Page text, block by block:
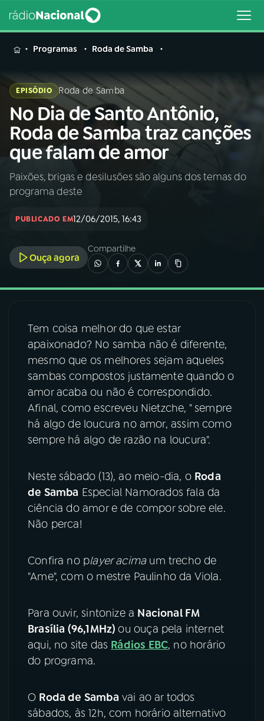
MENU
Buscar
na
Rádio
Nacional
Buscar
AO VIVO
INÍCIO
A RÁDIO
03PROGRAMAÇÃO
04PROGRAMAS
PODCASTS
06VIDEOCASTS
ÚLTIMAS
FESTIVAL DE MÚSICA
ACOMPANHE A RÁDIO NACIONAL
Instagram X
TikTok
Programas Roda de Samba
EPISÓDIO Roda de Samba
No Dia de Santo Antônio,
Roda de Samba traz canções
que falam de amor
Paixões, brigas e desilusões são alguns dos temas do
programa deste
PUBLICADO EM12/06/2015, 16:43
Ouça agora
Compartilhe
Tem coisa melhor do que estar
apaixonado? No samba não é diferente,
mesmo que os melhores sejam aqueles
sambas compostos justamente quando o
amor acaba ou não é correspondido.
Afinal, como escreveu Nietzche, " sempre
há algo de loucura no amor, assim como
sempre há algo de razão na loucura".
Neste sábado (13), ao meio-dia, o Roda
de Samba Especial Namorados fala da
ciência do amor e de compor sobre ele.
Não perca!
Confira no player acima um trecho de
"Ame", com o mestre Paulinho da Viola.
Para ouvir, sintonize a Nacional FM
Brasília (96,1MHz)ou ouça pela internet
aqui, no site das Rádios EBC, no horário
do programa.
O Roda de Samba vai ao ar todos
sábados, às 12h, com horário alternativo